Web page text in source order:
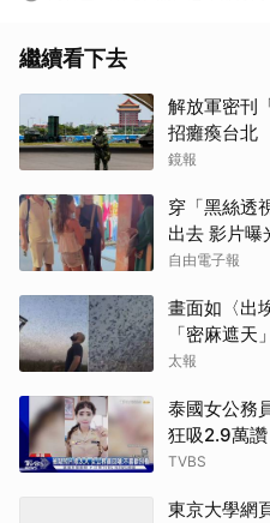
繼續看下去
解放軍密刊
招癱瘓台北
鏡報
穿「黑絲透
出去 影片曝
自由電子報
畫面如〈出
「密麻遮天
太報
泰國女公務
狂吸2.9萬
TVBS
東京大學網